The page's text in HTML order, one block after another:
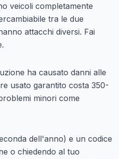
veicoli completamente
tra le due
attacchi diversi. Fai
ha causato danni alle
usato garantito costa 350-
minori come
dell'anno) e un codice
o chiedendo al tuo